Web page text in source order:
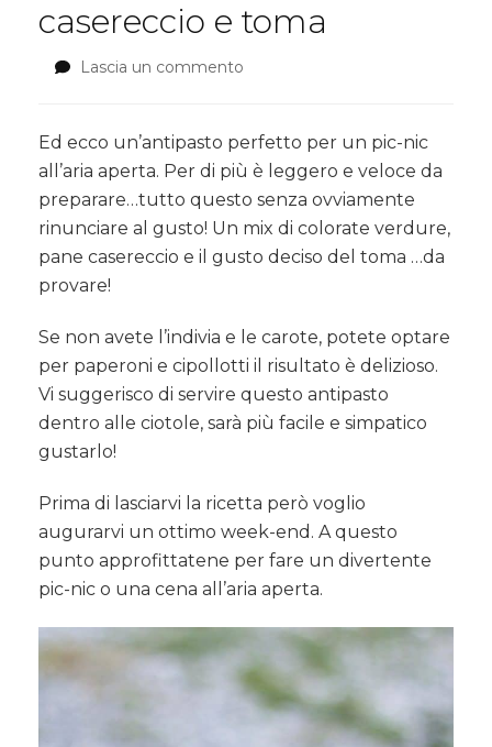
casereccio e toma
Lascia un commento
con
pane
casereccio
e
toma
Ed ecco un’antipasto perfetto per un pic-nic
all’aria aperta. Per di più è leggero e veloce da
preparare…tutto questo senza ovviamente
rinunciare al gusto! Un mix di colorate verdure,
pane casereccio e il gusto deciso del toma …da
provare!
Se non avete l’indivia e le carote, potete optare
per paperoni e cipollotti il risultato è delizioso.
Vi suggerisco di servire questo antipasto
dentro alle ciotole, sarà più facile e simpatico
gustarlo!
Prima di lasciarvi la ricetta però voglio
augurarvi un ottimo week-end. A questo
punto approfittatene per fare un divertente
pic-nic o una cena all’aria aperta.